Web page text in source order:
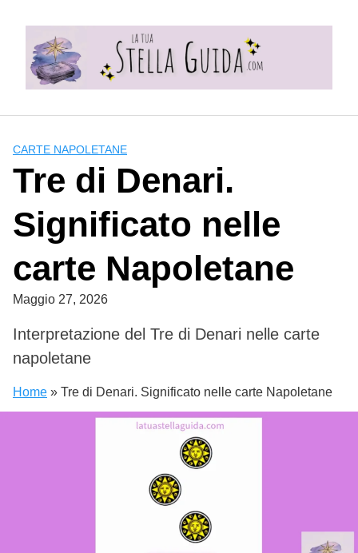
content
CARTE NAPOLETANE
Tre di Denari.
Significato nelle
carte Napoletane
Maggio 27, 2026
Interpretazione del Tre di Denari nelle carte
napoletane
Home » Tre di Denari. Significato nelle carte Napoletane